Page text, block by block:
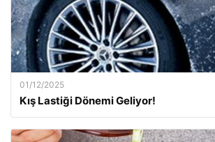
01/12/2025
Kış Lastiği Dönemi Geliyor!